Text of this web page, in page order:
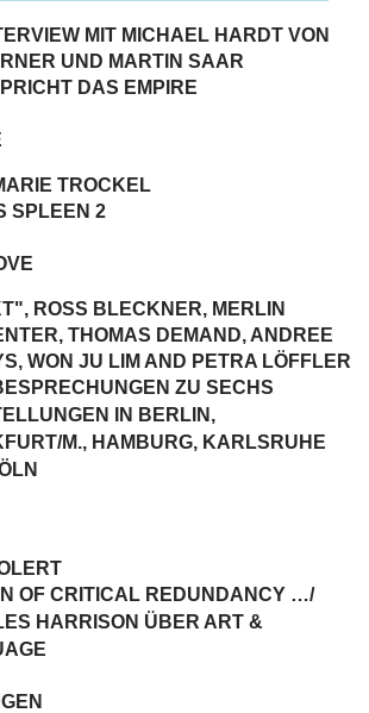
MIT MICHAEL HARDT VON
UND MARTIN SAAR
DAS EMPIRE
TROCKEL
SPLEEN 2
ROSS BLECKNER, MERLIN
THOMAS DEMAND, ANDREE
WON JU LIM AND PETRA LÖFFLER
ZU SECHS
IN BERLIN,
M., HAMBURG, KARLSRUHE
OF CRITICAL REDUNDANCY …/
HARRISON ÜBER ART &